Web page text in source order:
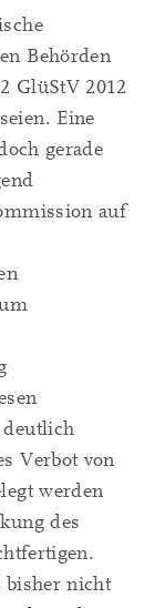
Behörden
GlüStV 2012
Eine
gerade
auf
Verbot von
werden
des
bisher nicht